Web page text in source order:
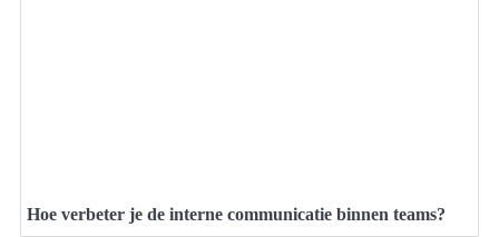
Hoe verbeter je de interne communicatie binnen teams?